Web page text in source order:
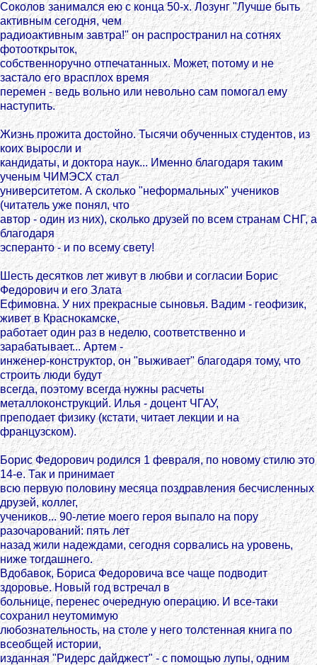
Соколов занимался ею с конца 50-х. Лозунг "Лучше быть
активным сегодня, чем
радиоактивным завтра!" он распространил на сотнях
фотооткрыток,
собственноручно отпечатанных. Может, потому и не
застало его врасплох время
перемен - ведь вольно или невольно сам помогал ему
наступить.
Жизнь прожита достойно. Тысячи обученных студентов, из
коих выросли и
кандидаты, и доктора наук... Именно благодаря таким
ученым ЧИМЭСХ стал
университетом. А сколько "неформальных" учеников
(читатель уже понял, что
автор - один из них), сколько друзей по всем странам СНГ, а
благодаря
эсперанто - и по всему свету!
Шесть десятков лет живут в любви и согласии Борис
Федорович и его Злата
Ефимовна. У них прекрасные сыновья. Вадим - геофизик,
живет в Краснокамске,
работает один раз в неделю, соответственно и
зарабатывает... Артем -
инженер-конструктор, он "выживает" благодаря тому, что
строить люди будут
всегда, поэтому всегда нужны расчеты
металлоконструкций. Илья - доцент ЧГАУ,
преподает физику (кстати, читает лекции и на
французском).
Борис Федорович родился 1 февраля, по новому стилю это
14-е. Так и принимает
всю первую половину месяца поздравления бесчисленных
друзей, коллег,
учеников... 90-летие моего героя выпало на пору
разочарований: пять лет
назад жили надеждами, сегодня сорвались на уровень,
ниже тогдашнего.
Вдобавок, Бориса Федоровича все чаще подводит
здоровье. Новый год встречал в
больнице, перенес очередную операцию. И все-таки
сохранил неутомимую
любознательность, на столе у него толстенная книга по
всеобщей истории,
изданная "Ридерс дайджест" - с помощью лупы, одним